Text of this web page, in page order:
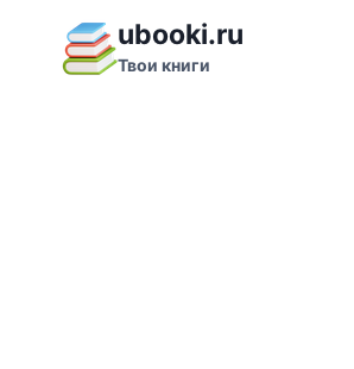
содержимому
ubooki.ru
Твои книги